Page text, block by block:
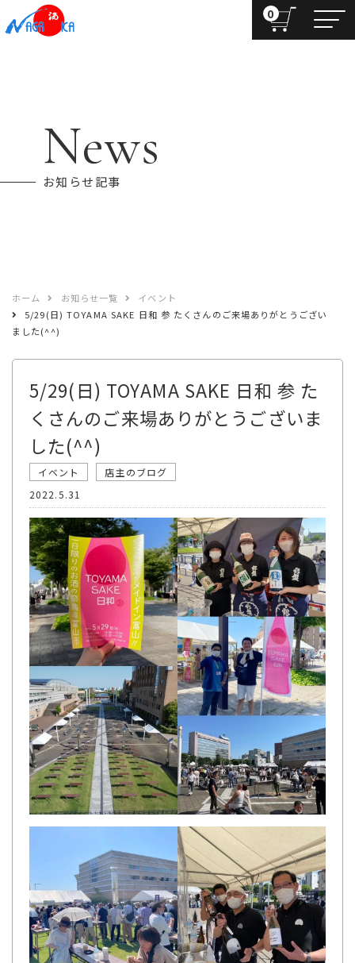
0
News
お知らせ記事
ホーム お知らせ一覧
イベント
5/29(日) TOYAMA SAKE 日和 参 たくさんのご来場ありがとうござい
ました(^^)
5/29(日) TOYAMA SAKE 日和 参 た
くさんのご来場ありがとうございま
した(^^)
イベント
店主のブログ
2022.5.31